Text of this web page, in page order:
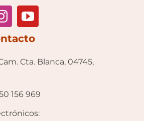
Cta. Blanca, 04745,
156 969